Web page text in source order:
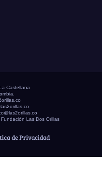
Castellana
Las Dos Orillas
de Privacidad